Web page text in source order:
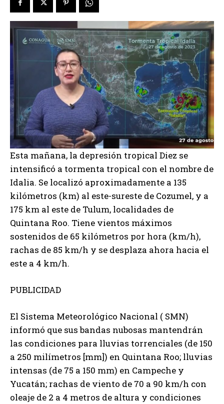
Esta mañana, la depresión tropical Diez se
intensificó a tormenta tropical con el nombre de
Idalia. Se localizó aproximadamente a 135
kilómetros (km) al este-sureste de Cozumel, y a
175 km al este de Tulum, localidades de
Quintana Roo. Tiene vientos máximos
sostenidos de 65 kilómetros por hora (km/h),
rachas de 85 km/h y se desplaza ahora hacia el
este a 4 km/h.
PUBLICIDAD
El Sistema Meteorológico Nacional ( SMN)
informó que sus bandas nubosas mantendrán
las condiciones para lluvias torrenciales (de 150
a 250 milímetros [mm]) en Quintana Roo; lluvias
intensas (de 75 a 150 mm) en Campeche y
Yucatán; rachas de viento de 70 a 90 km/h con
oleaje de 2 a 4 metros de altura y condiciones